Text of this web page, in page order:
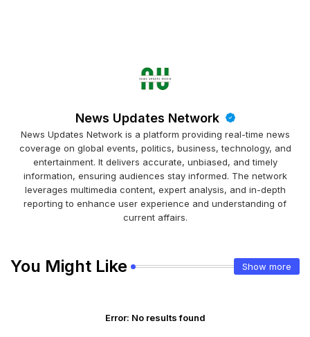
News Updates Network
News Updates Network is a platform providing real-time news
coverage on global events, politics, business, technology, and
entertainment. It delivers accurate, unbiased, and timely
information, ensuring audiences stay informed. The network
leverages multimedia content, expert analysis, and in-depth
reporting to enhance user experience and understanding of
current affairs.
You Might Like Show more
Error: No results found